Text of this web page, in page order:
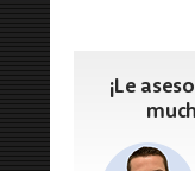
¡Le